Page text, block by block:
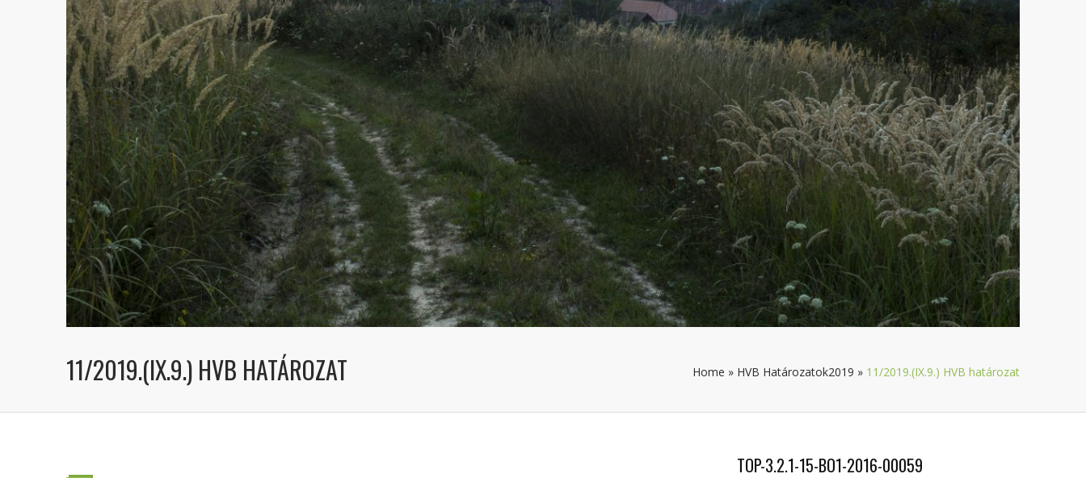
11/2019.(IX.9.) HVB HATÁROZAT Home » HVB Határozatok2019 » 11/2019.(IX.9.) HVB határozat
TOP-3.2.1-15-BO1-2016-00059